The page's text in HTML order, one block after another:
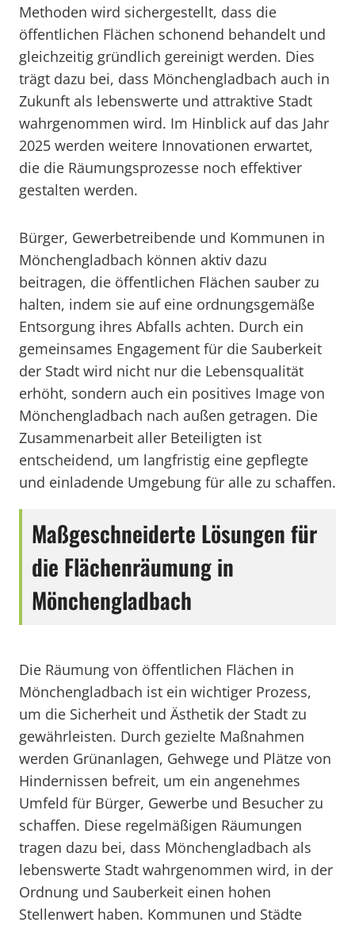
Methoden wird sichergestellt, dass die
öffentlichen Flächen schonend behandelt und
gleichzeitig gründlich gereinigt werden. Dies
trägt dazu bei, dass Mönchengladbach auch in
Zukunft als lebenswerte und attraktive Stadt
wahrgenommen wird. Im Hinblick auf das Jahr
2025 werden weitere Innovationen erwartet,
die die Räumungsprozesse noch effektiver
gestalten werden.
Bürger, Gewerbetreibende und Kommunen in
Mönchengladbach können aktiv dazu
beitragen, die öffentlichen Flächen sauber zu
halten, indem sie auf eine ordnungsgemäße
Entsorgung ihres Abfalls achten. Durch ein
gemeinsames Engagement für die Sauberkeit
der Stadt wird nicht nur die Lebensqualität
erhöht, sondern auch ein positives Image von
Mönchengladbach nach außen getragen. Die
Zusammenarbeit aller Beteiligten ist
entscheidend, um langfristig eine gepflegte
und einladende Umgebung für alle zu schaffen.
Maßgeschneiderte Lösungen für
die Flächenräumung in
Mönchengladbach
Die Räumung von öffentlichen Flächen in
Mönchengladbach ist ein wichtiger Prozess,
um die Sicherheit und Ästhetik der Stadt zu
gewährleisten. Durch gezielte Maßnahmen
werden Grünanlagen, Gehwege und Plätze von
Hindernissen befreit, um ein angenehmes
Umfeld für Bürger, Gewerbe und Besucher zu
schaffen. Diese regelmäßigen Räumungen
tragen dazu bei, dass Mönchengladbach als
lebenswerte Stadt wahrgenommen wird, in der
Ordnung und Sauberkeit einen hohen
Stellenwert haben. Kommunen und Städte